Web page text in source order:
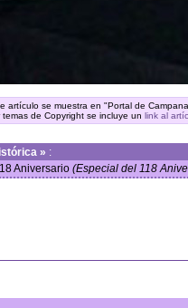
artículo se muestra en "Portal de
temas de Copyright se incluye un link al
» :
Aniversario (Especial del 118